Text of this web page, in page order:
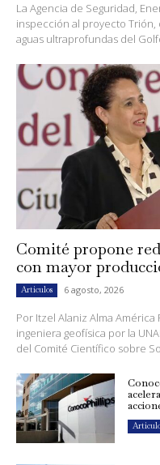
La Agencia de Seguridad,
inspección al proyecto
aguas ultraprofundas del
Comité propone
con mayor
Artículos 6 agosto, 2026
Por Itzel Alaniz Alma
ingeniera geofísica por la
del Comité Científico sobre